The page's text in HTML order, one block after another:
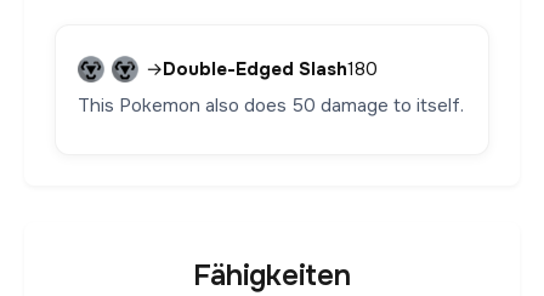
→Double-Edged Slash180
This Pokemon also does 50 damage to itself.
Fähigkeiten